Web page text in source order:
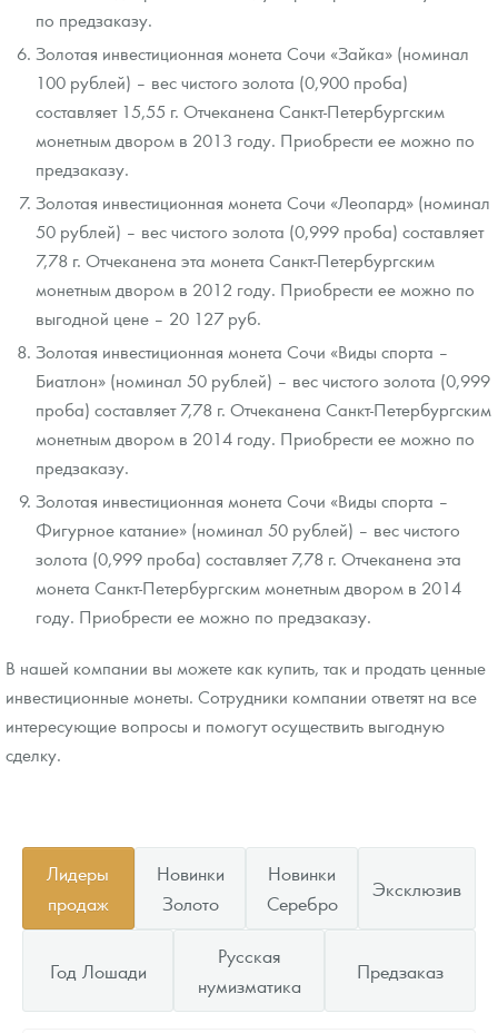
по предзаказу.
Золотая инвестиционная монета Сочи «Зайка» (номинал
100 рублей) – вес чистого золота (0,900 проба)
составляет 15,55 г. Отчеканена Санкт-Петербургским
монетным двором в 2013 году. Приобрести ее можно по
предзаказу.
Золотая инвестиционная монета Сочи «Леопард» (номинал
50 рублей) – вес чистого золота (0,999 проба) составляет
7,78 г. Отчеканена эта монета Санкт-Петербургским
монетным двором в 2012 году. Приобрести ее можно по
выгодной цене – 20 127 руб.
Золотая инвестиционная монета Сочи «Виды спорта –
Биатлон» (номинал 50 рублей) – вес чистого золота (0,999
проба) составляет 7,78 г. Отчеканена Санкт-Петербургским
монетным двором в 2014 году. Приобрести ее можно по
предзаказу.
Золотая инвестиционная монета Сочи «Виды спорта –
Фигурное катание» (номинал 50 рублей) – вес чистого
золота (0,999 проба) составляет 7,78 г. Отчеканена эта
монета Санкт-Петербургским монетным двором в 2014
году. Приобрести ее можно по предзаказу.
В нашей компании вы можете как купить, так и продать ценные
инвестиционные монеты. Сотрудники компании ответят на все
интересующие вопросы и помогут осуществить выгодную
сделку.
Лидеры
продаж
Новинки
Золото
Новинки
Серебро
Эксклюзив
Год Лошади
Русская
нумизматика
Предзаказ